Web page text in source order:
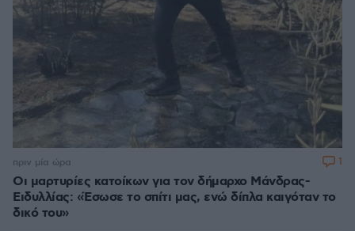
Οι μαρτυρίες κατοίκων για τον δήμαρχο Μάνδρας-
Ειδυλλίας: «Έσωσε το σπίτι μας, ενώ δίπλα καιγόταν το
δικό του»
πριν μία ώρα 1